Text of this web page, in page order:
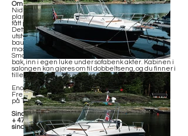
Om båten:
Nidelv 725 er en kjempefin daycruiser med sosial
planløsning. Teknisk er båten veldig bra, motor har
fått jevnlig service og har få timer på telleren.
Dette er jubileumsutgaven og den er i tillegg godt
utstyrt med bla. ankervinsj akter, trimflaps og
baugpropell. Bordet akter kan felles ned og
madrasser legges i for stor solseng.
Smart løsning på kalesje som enkelt felles ned og
bak, inn i egen luke under sofabenk akter. Kabinen i
salongen kan gjøres om til dobbeltseng, og du finner i
tillegg eget toalettrom bak lukket dør.
Enormt mye båt på kun 24 fot.
Fremstår nå som sesongsklar, visninger etter avtale
på Tjøme.
Sindre Jacobsen
+47 938 40189
sindre@h-y.no